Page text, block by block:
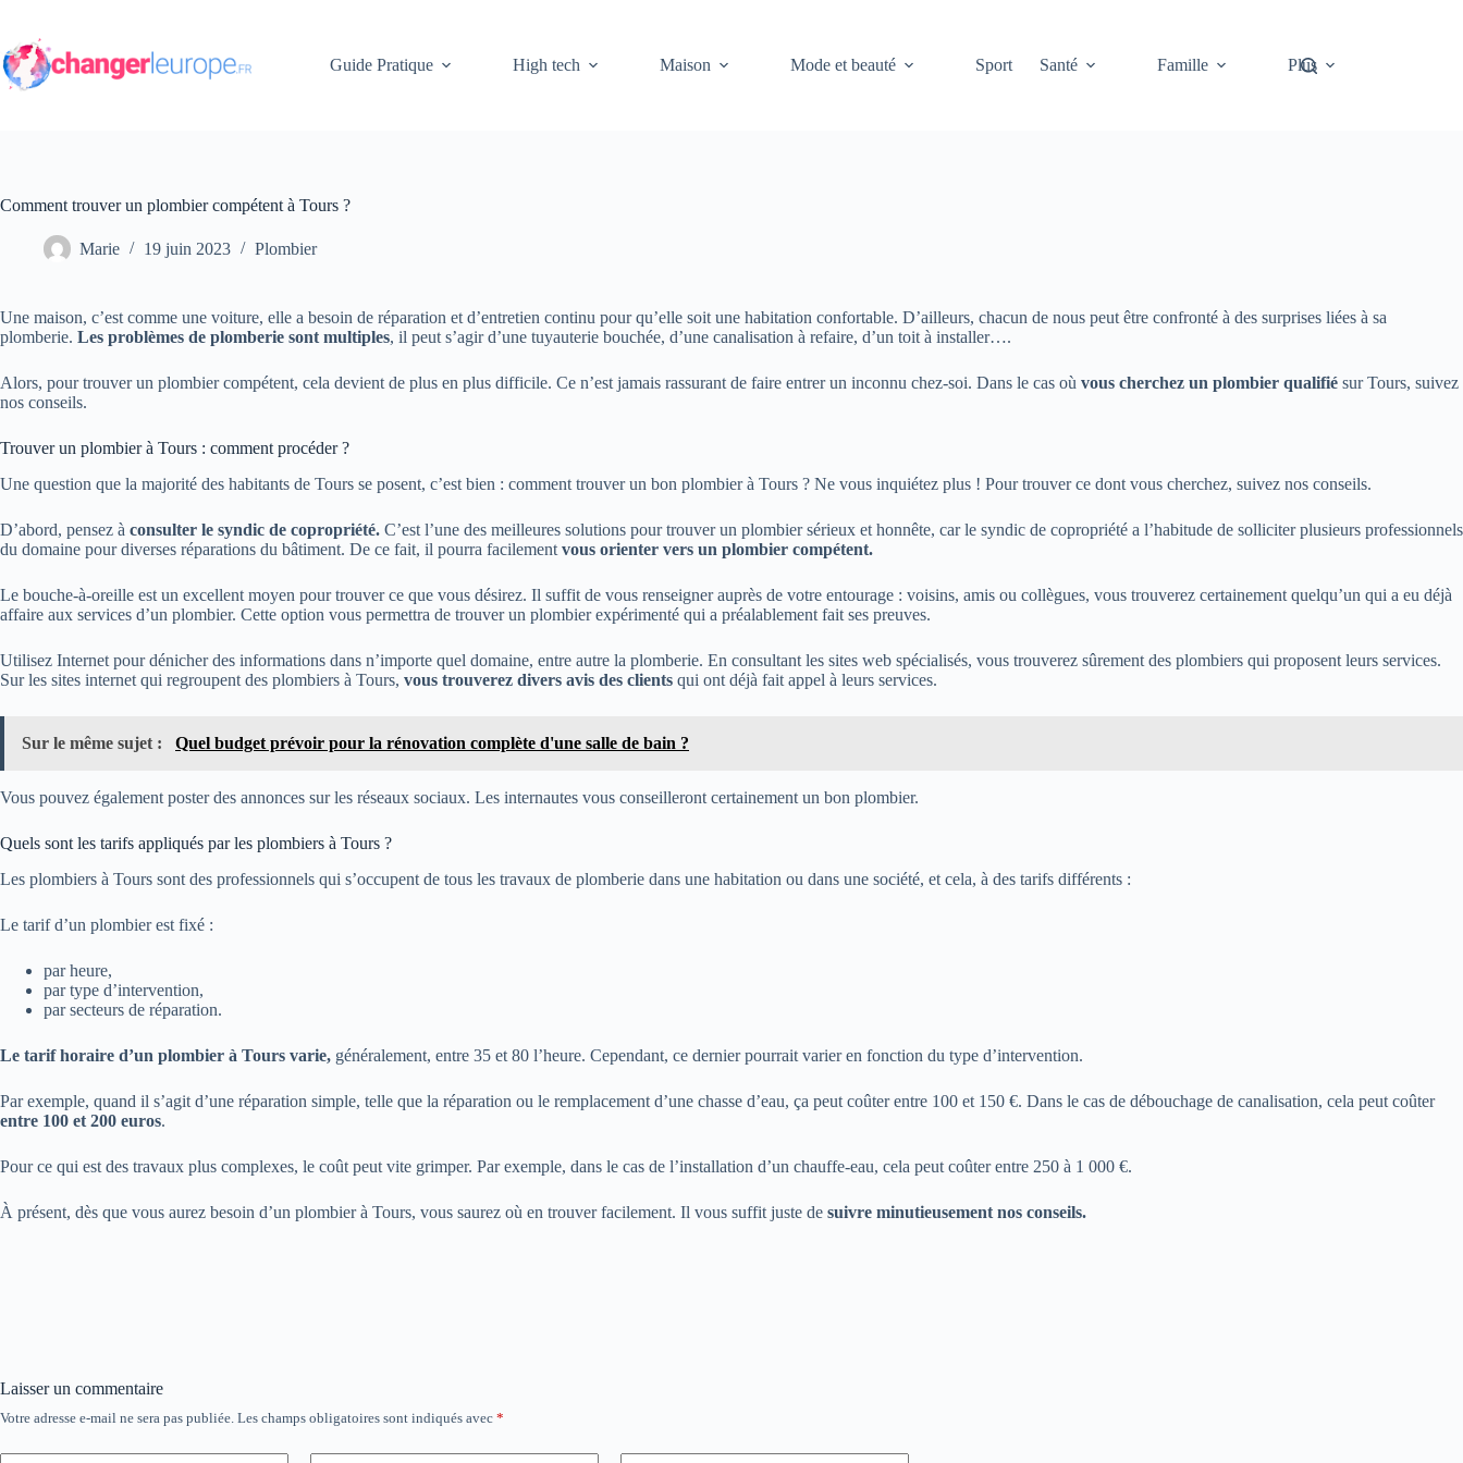
contenu
Guide Pratique
High tech Maison Mode et beauté Sport Santé Famille Plus
Comment trouver un plombier compétent à Tours ?
Marie 19 juin 2023 Plombier
Une maison, c’est comme une voiture, elle a besoin de réparation et d’entretien continu pour qu’elle soit une habitation confortable. D’ailleurs, chacun de nous peut être confronté à des surprises liées à sa
plomberie. Les problèmes de plomberie sont multiples, il peut s’agir d’une tuyauterie bouchée, d’une canalisation à refaire, d’un toit à installer….
Alors, pour trouver un plombier compétent, cela devient de plus en plus difficile. Ce n’est jamais rassurant de faire entrer un inconnu chez-soi. Dans le cas où vous cherchez un plombier qualifié sur Tours, suivez
nos conseils.
Trouver un plombier à Tours : comment procéder ?
Une question que la majorité des habitants de Tours se posent, c’est bien : comment trouver un bon plombier à Tours ? Ne vous inquiétez plus ! Pour trouver ce dont vous cherchez, suivez nos conseils.
D’abord, pensez à consulter le syndic de copropriété. C’est l’une des meilleures solutions pour trouver un plombier sérieux et honnête, car le syndic de copropriété a l’habitude de solliciter plusieurs professionnels
du domaine pour diverses réparations du bâtiment. De ce fait, il pourra facilement vous orienter vers un plombier compétent.
Le bouche-à-oreille est un excellent moyen pour trouver ce que vous désirez. Il suffit de vous renseigner auprès de votre entourage : voisins, amis ou collègues, vous trouverez certainement quelqu’un qui a eu déjà
affaire aux services d’un plombier. Cette option vous permettra de trouver un plombier expérimenté qui a préalablement fait ses preuves.
Utilisez Internet pour dénicher des informations dans n’importe quel domaine, entre autre la plomberie. En consultant les sites web spécialisés, vous trouverez sûrement des plombiers qui proposent leurs services.
Sur les sites internet qui regroupent des plombiers à Tours, vous trouverez divers avis des clients qui ont déjà fait appel à leurs services.
Sur le même sujet : Quel budget prévoir pour la rénovation complète d'une salle de bain ?
Vous pouvez également poster des annonces sur les réseaux sociaux. Les internautes vous conseilleront certainement un bon plombier.
Quels sont les tarifs appliqués par les plombiers à Tours ?
Les plombiers à Tours sont des professionnels qui s’occupent de tous les travaux de plomberie dans une habitation ou dans une société, et cela, à des tarifs différents :
Le tarif d’un plombier est fixé :
par heure,
par type d’intervention,
par secteurs de réparation.
Le tarif horaire d’un plombier à Tours varie, généralement, entre 35 et 80 l’heure. Cependant, ce dernier pourrait varier en fonction du type d’intervention.
Par exemple, quand il s’agit d’une réparation simple, telle que la réparation ou le remplacement d’une chasse d’eau, ça peut coûter entre 100 et 150 €. Dans le cas de débouchage de canalisation, cela peut coûter
entre 100 et 200 euros.
Pour ce qui est des travaux plus complexes, le coût peut vite grimper. Par exemple, dans le cas de l’installation d’un chauffe-eau, cela peut coûter entre 250 à 1 000 €.
À présent, dès que vous aurez besoin d’un plombier à Tours, vous saurez où en trouver facilement. Il vous suffit juste de suivre minutieusement nos conseils.
Laisser un commentaire
Votre adresse e-mail ne sera pas publiée. Les champs obligatoires sont indiqués avec *